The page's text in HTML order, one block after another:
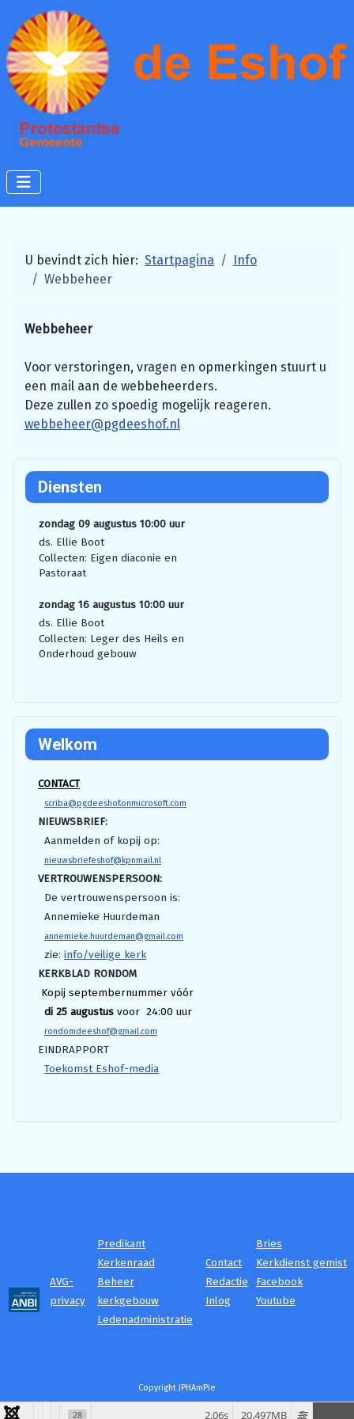
Diensten
zondag 09 augustus 10:00 uur
ds. Ellie Boot
Collecten: Eigen diaconie en
Pastoraat
zondag 16 augustus 10:00 uur
ds. Ellie Boot
Collecten: Leger des Heils en
Onderhoud gebouw
Welkom
CONTACT
scriba@pgdeeshof.onmicrosoft.com
NIEUWSBRIEF:
Aanmelden of kopij op:
nieuwsbriefeshof@kpnmail.nl
VERTROUWENSPERSOON:
De vertrouwenspersoon is:
Annemieke Huurdeman
annemieke.huurdeman@gmail.com
zie: info/veilige kerk
KERKBLAD RONDOM
Kopij septembernummer vóór
di 25 augustus voor 24:00 uur
rondomdeeshof@gmail.com
EINDRAPPORT
Toekomst Eshof-media
U bevindt zich hier: Startpagina
Info
Webbeheer
Webbeheer
Voor verstoringen, vragen en opmerkingen stuurt u
een mail aan de webbeheerders.
Deze zullen zo spoedig mogelijk reageren.
webbeheer@pgdeeshof.nl
AVG-
privacy
Predikant
Kerkenraad
Beheer
kerkgebouw
Ledenadministratie
Contact
Redactie
Inlog
Bries
Kerkdienst gemist
Facebook
Youtube
Copyright JPHAmPie
28 20.497MB
2.06s